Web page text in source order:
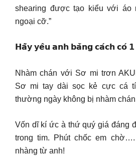
shearing được tạo kiểu với áo
ngoại cỡ.”
𝗛𝗮̃𝘆 𝘆𝗲̂𝘂 𝗮𝗻𝗵 𝗯𝗮̆̀𝗻𝗴 𝗰𝗮́𝗰𝗵 𝗰𝗼́ 𝟭
Nhàm chán với Sơ mi trơn
Sơ mi tay dài sọc kẻ cực cá
thường ngày không bị nhàm
Vốn dĩ kí ức à thứ quý giá đáng
trong tim. Phút chốc em
nhàng từ anh!